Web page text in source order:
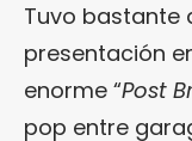
Tuvo bastante
presentación
enorme “Post
pop entre